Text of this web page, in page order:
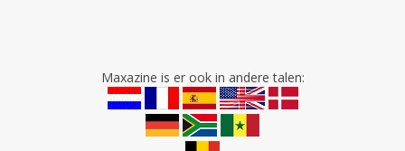
Maxazine is er ook in andere talen: